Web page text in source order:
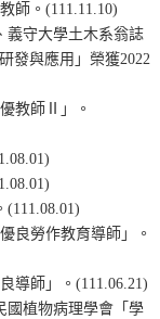
師。(111.11.10)
義守大學土木系翁誌
發與應用」榮獲2022
教師Ⅱ」。
良勞作教育導師」。
導師」。(111.06.21)
國植物病理學會「學